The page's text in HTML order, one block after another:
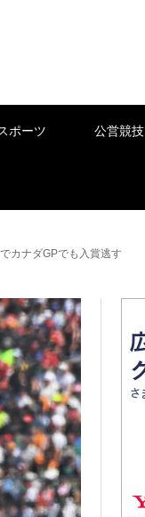
ポーツ 公営競技
カナダGPでも入賞逃す